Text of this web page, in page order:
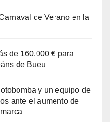
de Verano en la
de 160.000 € para
de Bueu
y un equipo de
ante el aumento de